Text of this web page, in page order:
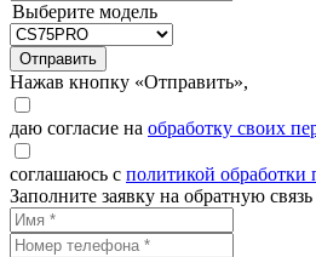
Выберите модель
Отправить
Нажав кнопку «Отправить»,
даю согласие на обработку своих
соглашаюсь с политикой
Заполните заявку на обратную связь